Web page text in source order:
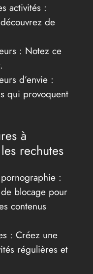
activités :
de
: Notez ce
d’envie :
qui provoquent
à
rechutes
:
blocage pour
contenus
: Créez une
régulières et